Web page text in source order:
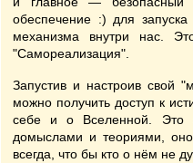
обеспечение :) для запуска
механизма внутри нас.
"Самореализация".
Запустив и настроив свой
можно получить доступ к
себе и о Вселенной. Это
домыслами и теориями,
всегда, что бы кто о нём не